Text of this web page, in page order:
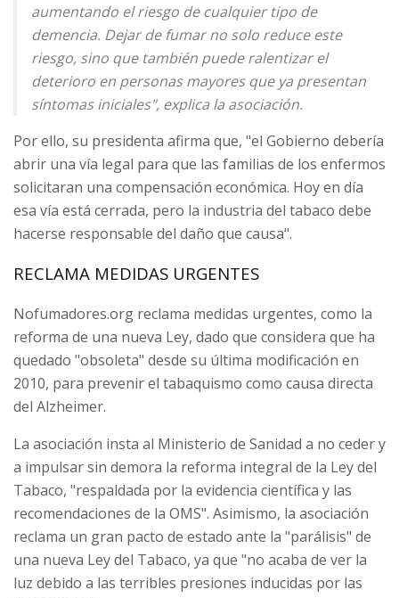
aumentando el riesgo de cualquier tipo de
demencia. Dejar de fumar no solo reduce este
riesgo, sino que también puede ralentizar el
deterioro en personas mayores que ya presentan
síntomas iniciales", explica la asociación.
Por ello, su presidenta afirma que, "el Gobierno debería
abrir una vía legal para que las familias de los enfermos
solicitaran una compensación económica. Hoy en día
esa vía está cerrada, pero la industria del tabaco debe
hacerse responsable del daño que causa".
RECLAMA MEDIDAS URGENTES
Nofumadores.org reclama medidas urgentes, como la
reforma de una nueva Ley, dado que considera que ha
quedado "obsoleta" desde su última modificación en
2010, para prevenir el tabaquismo como causa directa
del Alzheimer.
La asociación insta al Ministerio de Sanidad a no ceder y
a impulsar sin demora la reforma integral de la Ley del
Tabaco, "respaldada por la evidencia científica y las
recomendaciones de la OMS". Asimismo, la asociación
reclama un gran pacto de estado ante la "parálisis" de
una nueva Ley del Tabaco, ya que "no acaba de ver la
luz debido a las terribles presiones inducidas por las